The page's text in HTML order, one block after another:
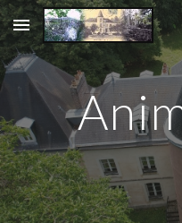
Skip to main content